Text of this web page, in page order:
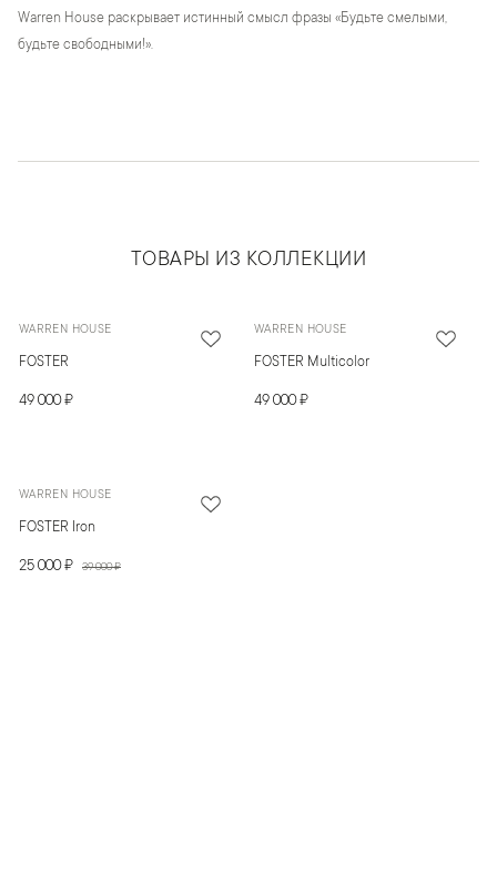
Warren House раскрывает истинный смысл фразы «Будьте смелыми,
будьте свободными!».
ТОВАРЫ ИЗ КОЛЛЕКЦИИ
WARREN HOUSE
FOSTER
49 000 ₽
WARREN HOUSE
FOSTER Multicolor
49 000 ₽
WARREN HOUSE
FOSTER Iron
25 000 ₽ 39 000 ₽